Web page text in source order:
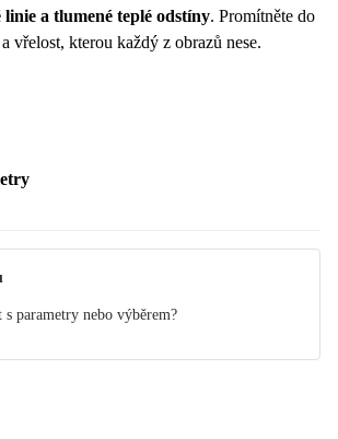
linie a tlumené teplé odstíny. Promítněte do
vřelost, kterou každý z obrazů nese.
parametry nebo výběrem?